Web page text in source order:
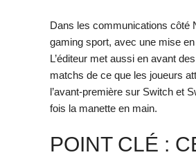
Dans les communications côté
gaming sport, avec une mise
L’éditeur met aussi en avant
matchs de ce que les joueurs
l’avant-première sur Switch et
fois la manette en main.
POINT CLÉ :